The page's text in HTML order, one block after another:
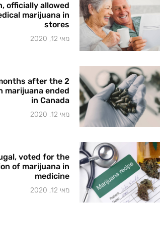
officially allowed
marijuana in
stores
מאי 12, 2020
months after the
marijuana ended
in Canada
מאי 12, 2020
voted for the
of marijuana in
medicine
מאי 12, 2020